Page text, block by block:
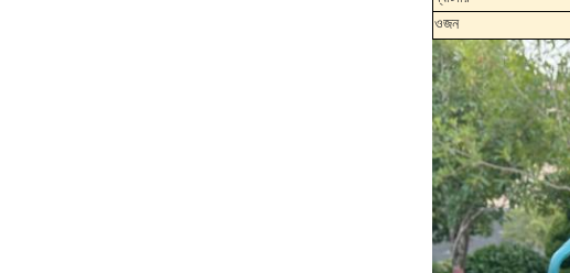
ওজন